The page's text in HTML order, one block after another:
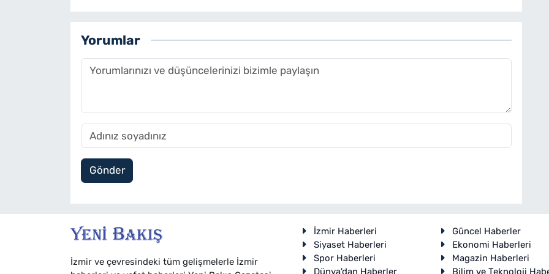
Yorumlar
Gönder
İzmir ve çevresindeki tüm gelişmelerle İzmir
İzmir Haberleri
Güncel Haberler
Siyaset Haberleri
Ekonomi Haberleri
Spor Haberleri
Magazin Haberleri
Dünya'dan Haberler
Bilim ve Teknoloji